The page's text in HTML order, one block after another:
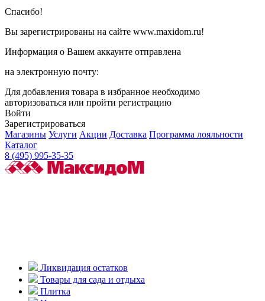
Спасибо!
Вы зарегистрированы на сайте www.maxidom.ru!
Информация о Вашем аккаунте отправлена
на электронную почту:
Для добавления товара в избранное необходимо
авторизоваться или пройти регистрацию
Войти
Зарегистрироваться
Магазины Услуги Акции Доставка Программа лояльности
Каталог
8 (495) 995-35-35
Ликвидация остатков
Товары для сада и отдыха
Плитка